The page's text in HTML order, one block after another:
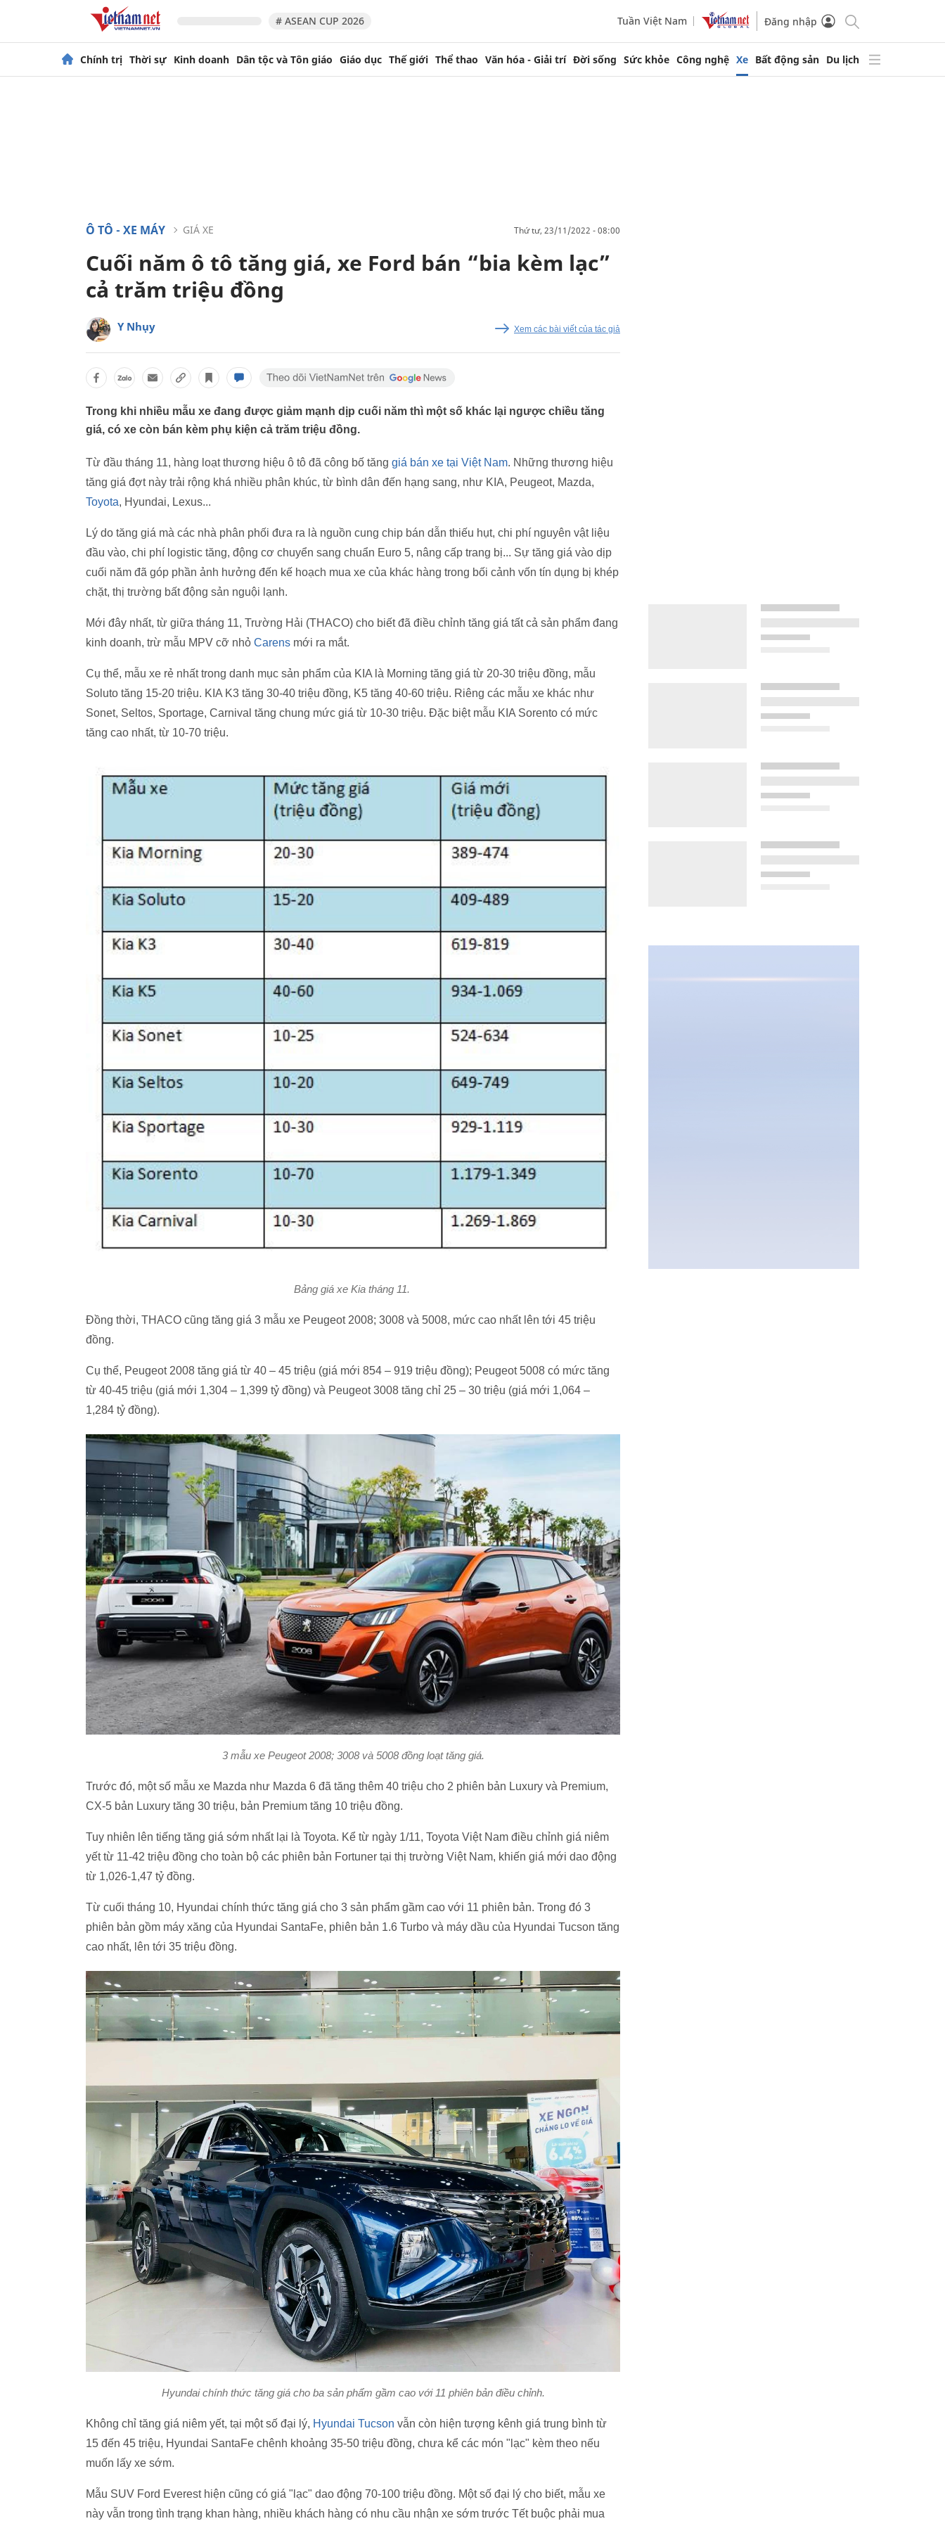
# ASEAN CUP 2026 Tuần Việt Nam Đăng nhập
Chính trị Thời sự Kinh doanh Dân tộc và Tôn giáo Giáo dục Thế giới Thể thao Văn hóa - Giải trí Đời sống Sức khỏe Công nghệ Xe Bất động sản Du lịch
Ô TÔ - XE MÁY GIÁ XE thứ tư, 23/11/2022 - 08:00
Cuối năm ô tô tăng giá, xe Ford bán “bia kèm lạc”
cả trăm triệu đồng
Y Nhụy Xem các bài viết của tác giả
Trong khi nhiều mẫu xe đang được giảm mạnh dịp cuối năm thì một số khác lại ngược chiều tăng
giá, có xe còn bán kèm phụ kiện cả trăm triệu đồng.
Từ đầu tháng 11, hàng loạt thương hiệu ô tô đã công bố tăng giá bán xe tại Việt Nam. Những thương hiệu
tăng giá đợt này trải rộng khá nhiều phân khúc, từ bình dân đến hạng sang, như KIA, Peugeot, Mazda,
Toyota, Hyundai, Lexus...
Lý do tăng giá mà các nhà phân phối đưa ra là nguồn cung chip bán dẫn thiếu hụt, chi phí nguyên vật liệu
đầu vào, chi phí logistic tăng, động cơ chuyển sang chuẩn Euro 5, nâng cấp trang bị... Sự tăng giá vào dịp
cuối năm đã góp phần ảnh hưởng đến kế hoạch mua xe của khác hàng trong bối cảnh vốn tín dụng bị khép
chặt, thị trường bất động sản nguội lạnh.
Mới đây nhất, từ giữa tháng 11, Trường Hải (THACO) cho biết đã điều chỉnh tăng giá tất cả sản phẩm đang
kinh doanh, trừ mẫu MPV cỡ nhỏ Carens mới ra mắt.
Cụ thể, mẫu xe rẻ nhất trong danh mục sản phẩm của KIA là Morning tăng giá từ 20-30 triệu đồng, mẫu
Soluto tăng 15-20 triệu. KIA K3 tăng 30-40 triệu đồng, K5 tăng 40-60 triệu. Riêng các mẫu xe khác như
Sonet, Seltos, Sportage, Carnival tăng chung mức giá từ 10-30 triệu. Đặc biệt mẫu KIA Sorento có mức
tăng cao nhất, từ 10-70 triệu.
Bảng giá xe Kia tháng 11.
Đồng thời, THACO cũng tăng giá 3 mẫu xe Peugeot 2008; 3008 và 5008, mức cao nhất lên tới 45 triệu
đồng.
Cụ thể, Peugeot 2008 tăng giá từ 40 – 45 triệu (giá mới 854 – 919 triệu đồng); Peugeot 5008 có mức tăng
từ 40-45 triệu (giá mới 1,304 – 1,399 tỷ đồng) và Peugeot 3008 tăng chỉ 25 – 30 triệu (giá mới 1,064 –
1,284 tỷ đồng).
3 mẫu xe Peugeot 2008; 3008 và 5008 đồng loạt tăng giá.
Trước đó, một số mẫu xe Mazda như Mazda 6 đã tăng thêm 40 triệu cho 2 phiên bản Luxury và Premium,
CX-5 bản Luxury tăng 30 triệu, bản Premium tăng 10 triệu đồng.
Tuy nhiên lên tiếng tăng giá sớm nhất lại là Toyota. Kể từ ngày 1/11, Toyota Việt Nam điều chỉnh giá niêm
yết từ 11-42 triệu đồng cho toàn bộ các phiên bản Fortuner tại thị trường Việt Nam, khiến giá mới dao động
từ 1,026-1,47 tỷ đồng.
Từ cuối tháng 10, Hyundai chính thức tăng giá cho 3 sản phẩm gầm cao với 11 phiên bản. Trong đó 3
phiên bản gồm máy xăng của Hyundai SantaFe, phiên bản 1.6 Turbo và máy dầu của Hyundai Tucson tăng
cao nhất, lên tới 35 triệu đồng.
Hyundai chính thức tăng giá cho ba sản phẩm gầm cao với 11 phiên bản điều chỉnh.
Không chỉ tăng giá niêm yết, tại một số đại lý, Hyundai Tucson vẫn còn hiện tượng kênh giá trung bình từ
15 đến 45 triệu, Hyundai SantaFe chênh khoảng 35-50 triệu đồng, chưa kể các món "lạc" kèm theo nếu
muốn lấy xe sớm.
Mẫu SUV Ford Everest hiện cũng có giá "lạc" dao động 70-100 triệu đồng. Một số đại lý cho biết, mẫu xe
này vẫn trong tình trạng khan hàng, nhiều khách hàng có nhu cầu nhận xe sớm trước Tết buộc phải mua